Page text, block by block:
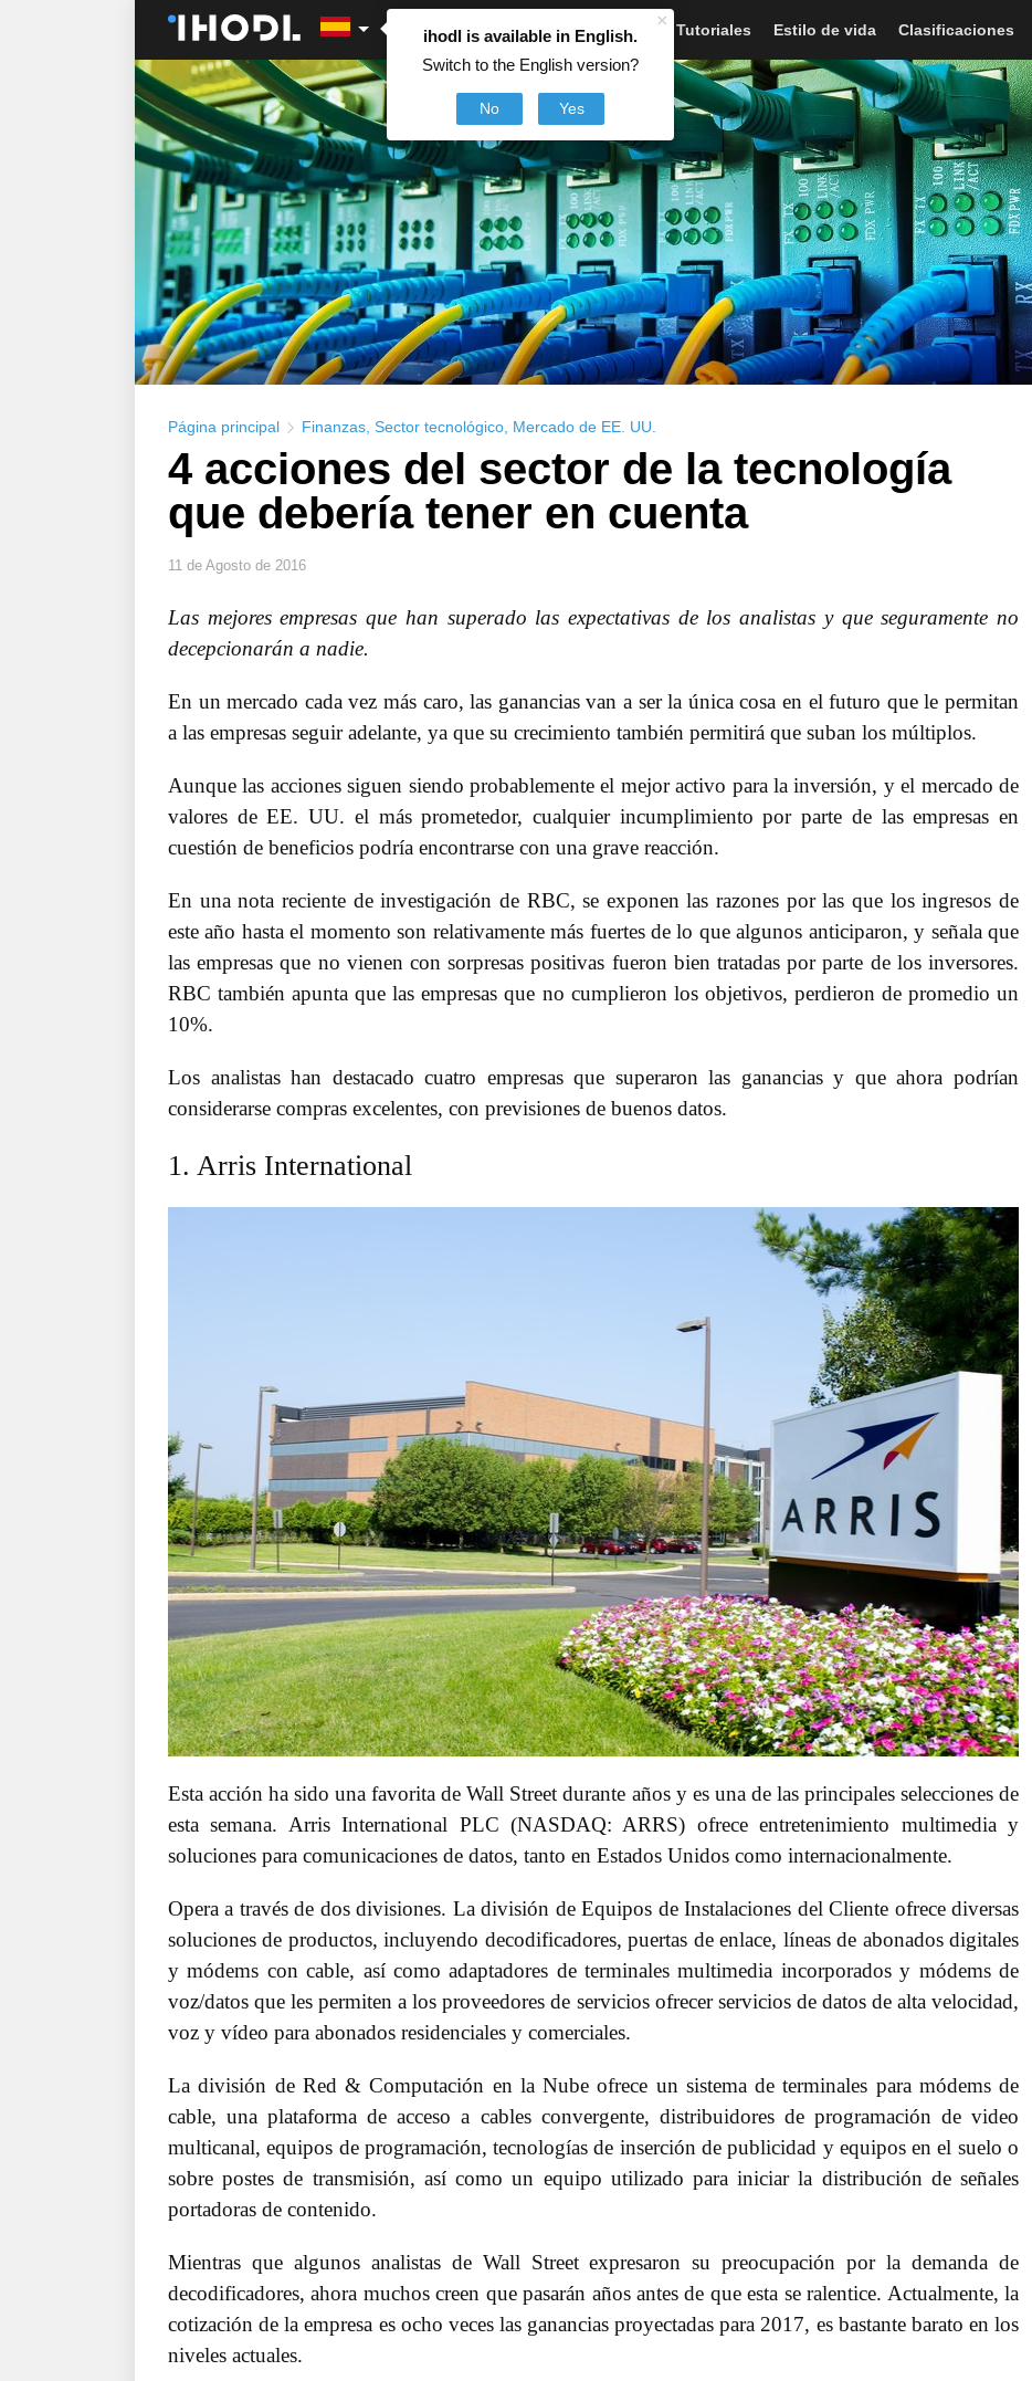
×
ihodl is available in English.
Switch to the English version?
No Yes
Artículos Noticias Tutoriales Estilo de vida Clasificaciones
Página principal Finanzas Sector tecnológico Mercado de EE. UU.
4 acciones del sector de la tecnología
que debería tener en cuenta
11 de Agosto de 2016
Las mejores empresas que han superado las expectativas de los analistas y que seguramente no
decepcionarán a nadie.
En un mercado cada vez más caro, las ganancias van a ser la única cosa en el futuro que le permitan
a las empresas seguir adelante, ya que su crecimiento también permitirá que suban los múltiplos.
Aunque las acciones siguen siendo probablemente el mejor activo para la inversión, y el mercado de
valores de EE. UU. el más prometedor, cualquier incumplimiento por parte de las empresas en
cuestión de beneficios podría encontrarse con una grave reacción.
En una nota reciente de investigación de RBC, se exponen las razones por las que los ingresos de
este año hasta el momento son relativamente más fuertes de lo que algunos anticiparon, y señala que
las empresas que no vienen con sorpresas positivas fueron bien tratadas por parte de los inversores.
RBC también apunta que las empresas que no cumplieron los objetivos, perdieron de promedio un
10%.
Los analistas han destacado cuatro empresas que superaron las ganancias y que ahora podrían
considerarse compras excelentes, con previsiones de buenos datos.
1. Arris International
Esta acción ha sido una favorita de Wall Street durante años y es una de las principales selecciones de
esta semana. Arris International PLC (NASDAQ: ARRS) ofrece entretenimiento multimedia y
soluciones para comunicaciones de datos, tanto en Estados Unidos como internacionalmente.
Opera a través de dos divisiones. La división de Equipos de Instalaciones del Cliente ofrece diversas
soluciones de productos, incluyendo decodificadores, puertas de enlace, líneas de abonados digitales
y módems con cable, así como adaptadores de terminales multimedia incorporados y módems de
voz/datos que les permiten a los proveedores de servicios ofrecer servicios de datos de alta velocidad,
voz y vídeo para abonados residenciales y comerciales.
La división de Red & Computación en la Nube ofrece un sistema de terminales para módems de
cable, una plataforma de acceso a cables convergente, distribuidores de programación de video
multicanal, equipos de programación, tecnologías de inserción de publicidad y equipos en el suelo o
sobre postes de transmisión, así como un equipo utilizado para iniciar la distribución de señales
portadoras de contenido.
Mientras que algunos analistas de Wall Street expresaron su preocupación por la demanda de
decodificadores, ahora muchos creen que pasarán años antes de que esta se ralentice. Actualmente, la
cotización de la empresa es ocho veces las ganancias proyectadas para 2017, es bastante barato en los
niveles actuales.